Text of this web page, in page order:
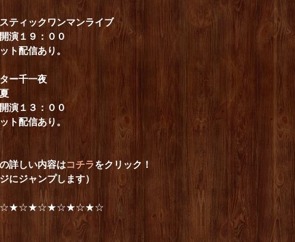
ティックワンマンライブ
演１９：００
ト配信あり。
ー千一夜
演１３：００
ト配信あり。
詳しい内容はコチラをクリック！
にジャンプします）